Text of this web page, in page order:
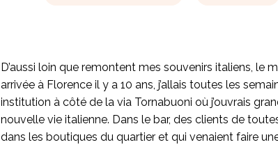
D’aussi loin que remontent mes souvenirs italiens, le
arrivée à Florence il y a 10 ans, j’allais toutes les
institution à côté de la via Tornabuoni où j’ouvrais
nouvelle vie italienne. Dans le bar, des clients de
dans les boutiques du quartier et qui venaient faire